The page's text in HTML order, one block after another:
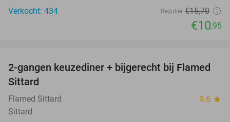
Verkocht: 434
Regulier €15,70
€10,95
31%
2-gangen keuzediner + bijgerecht bij Flamed
Sittard
Flamed Sittard 9.6 star
Sittard